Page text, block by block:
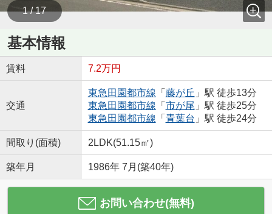
1 / 17
基本情報
賃料 7.2万円
交通
東急田園都市線 「 藤が丘 」駅 徒歩13分
東急田園都市線 「 市が尾 」駅 徒歩25分
東急田園都市線 「 青葉台 」駅 徒歩24分
間取り(面積) 2LDK(51.15㎡)
築年月 1986年 7月(築40年)
お問い合わせ(無料)